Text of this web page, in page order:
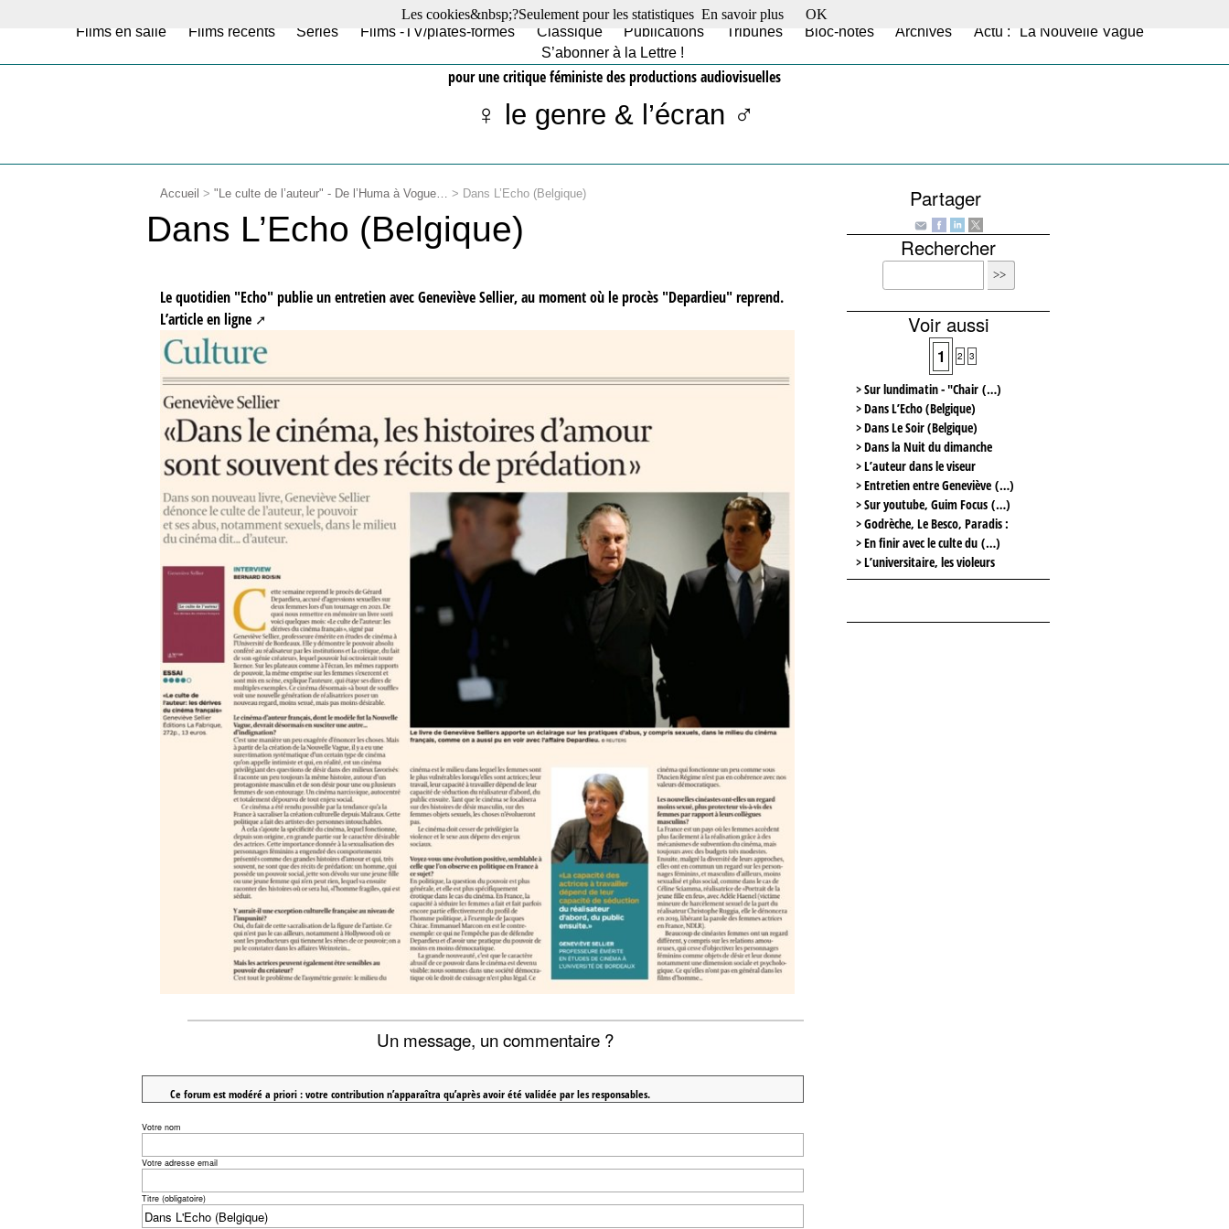
Films en salle Films récents Séries Films -TV/plates-formes Classique Publications Tribunes Bloc-notes Archives
Actu : "La Nouvelle Vague"
S’abonner à la Lettre !
pour une critique féministe des productions audiovisuelles
♀ le genre & l’écran ♂
Accueil > "Le culte de l’auteur" - De l’Huma à Vogue… > Dans L’Echo (Belgique)
Dans L’Echo (Belgique)
Le quotidien "Echo" publie un entretien avec Geneviève Sellier, au moment où le procès "Depardieu" reprend.
L’article en ligne
Un message, un commentaire ?
Ce forum est modéré a priori : votre contribution n’apparaîtra qu’après avoir été validée par les responsables.
Votre nom
Votre adresse email
Titre (obligatoire)
Partager
Rechercher
Voir aussi
1 2 3
> Sur lundimatin - "Chair (…)
> Dans L’Echo (Belgique)
> Dans Le Soir (Belgique)
> Dans la Nuit du dimanche
> L’auteur dans le viseur
> Entretien entre Geneviève (…)
> Sur youtube, Guim Focus (…)
> Godrèche, Le Besco, Paradis :
> En finir avec le culte du (…)
> L’universitaire, les violeurs
Les cookies&nbsp;?Seulement pour les statistiques En savoir plus OK